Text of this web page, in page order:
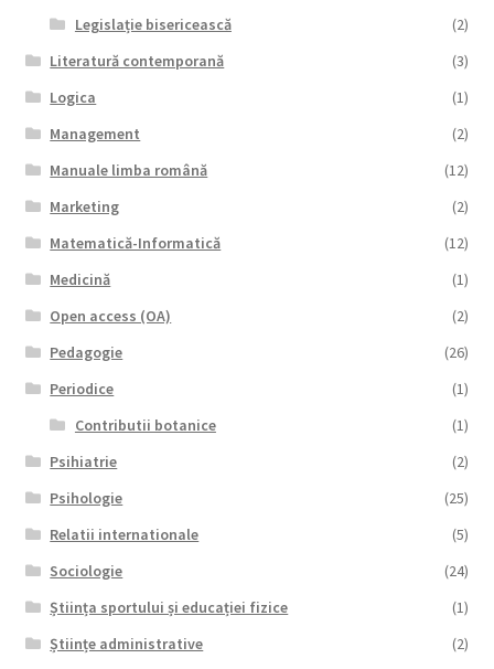
Legislație bisericească
(2)
Literatură contemporană
(3)
Logica
(1)
Management
(2)
Manuale limba română
(12)
Marketing
(2)
Matematică-Informatică
(12)
Medicină
(1)
Open access (OA)
(2)
Pedagogie
(26)
Periodice
(1)
Contributii botanice
(1)
Psihiatrie
(2)
Psihologie
(25)
Relatii internationale
(5)
Sociologie
(24)
Știința sportului și educației fizice
(1)
Științe administrative
(2)